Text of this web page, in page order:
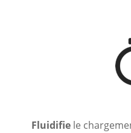
Fluidifie le